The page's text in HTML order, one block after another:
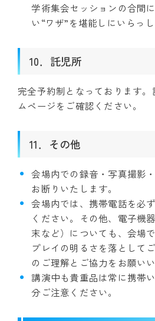
学術集会セッションの合間
い“ワザ”を堪能しにいらっ
10．託児所
完全予約制となっております
ムページをご確認ください。
11．その他
会場内での録音・写真撮影
お断りいたします。
会場内では、携帯電話を必
ください。その他、電子機
末など）についても、会場
プレイの明るさを落として
のご理解とご協力をお願いい
講演中も貴重品は常に携帯
分ご注意ください。